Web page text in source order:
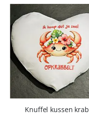
Knuffel kussen krab